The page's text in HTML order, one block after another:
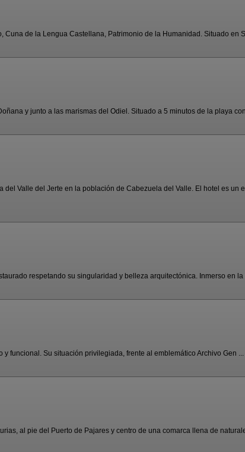
de la Lengua Castellana, Patrimonio de la Humanidad. Situado en
y junto a las marismas del Odiel. Situado a 5 minutos de la playa con
Valle del Jerte en la población de Cabezuela del Valle. El hotel es un e
respetando su singularidad y belleza arquitectónica. Inmerso en la
funcional. Su situación privilegiada, frente al emblemático Archivo Gen ...
al pie del Puerto de Pajares y centro de una comarca llena de